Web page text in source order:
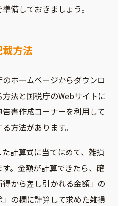
備しておきましょう。
方法
ホームページからダウンロ
法と国税庁のWebサイトに
書作成コーナーを利用して
方法があります。
計算式に当てはめて、雑損
。金額が計算できたら、確
から差し引かれる金額」の
の欄に計算して求めた雑損